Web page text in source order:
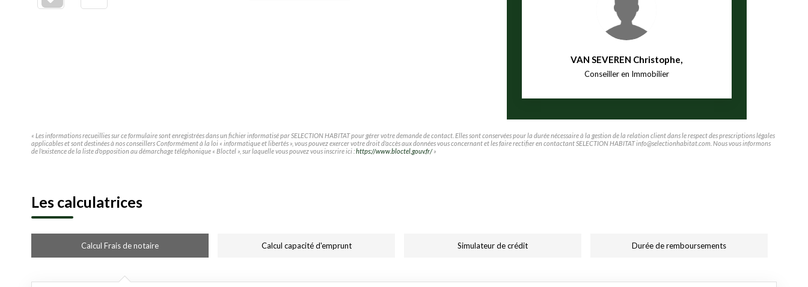
VAN SEVEREN Christophe,
Conseiller en Immobilier
« Les informations recueillies sur ce formulaire sont enregistrées dans un fichier informatisé par SELECTION HABITAT pour gérer votre demande de contact. Elles sont conservées pour la durée nécessaire à la gestion de la relation client dans le respect des prescriptions légales
applicables et sont destinées à nos conseillers Conformément à la loi « informatique et libertés », vous pouvez exercer votre droit d'accès aux données vous concernant et les faire rectifier en contactant SELECTION HABITAT info@selectionhabitat.com. Nous vous informons
de l'existence de la liste d'opposition au démarchage téléphonique « Bloctel », sur laquelle vous pouvez vous inscrire ici :https://www.bloctel.gouv.fr/»
Les calculatrices
Calcul Frais de notaire Calcul capacité d'emprunt Simulateur de crédit Durée de remboursements